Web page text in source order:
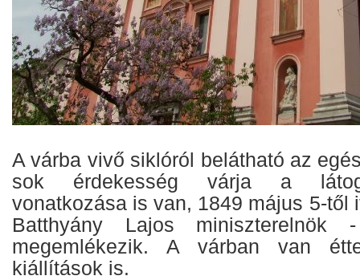
A várba vivő siklóról belátható az
sok érdekesség várja a
vonatkozása is van, 1849 május 5-től
Batthyány Lajos
megemlékezik. A várban van
kiállítások is.